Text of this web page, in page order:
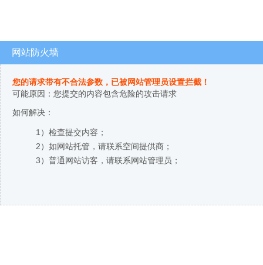
网站防火墙
您的请求带有不合法参数，已被网站管理员设置拦截！
可能原因：您提交的内容包含危险的攻击请求
如何解决：
1）检查提交内容；
2）如网站托管，请联系空间提供商；
3）普通网站访客，请联系网站管理员；